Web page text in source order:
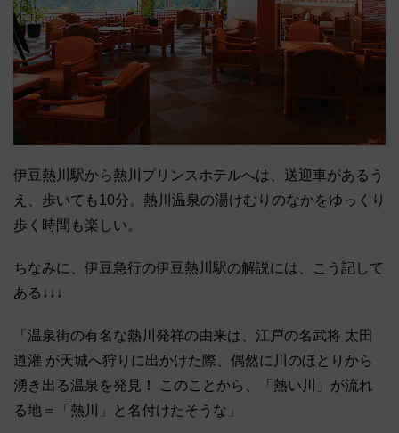
伊豆熱川駅から熱川プリンスホテルへは、送迎車があるう
え、歩いても10分。熱川温泉の湯けむりのなかをゆっくり
歩く時間も楽しい。
ちなみに、伊豆急行の伊豆熱川駅の解説には、こう記して
ある↓↓↓
「温泉街の有名な熱川発祥の由来は、江戸の名武将 太田
道灌 が天城へ狩りに出かけた際、偶然に川のほとりから
湧き出る温泉を発見！ このことから、「熱い川」が流れ
る地＝「熱川」と名付けたそうな」